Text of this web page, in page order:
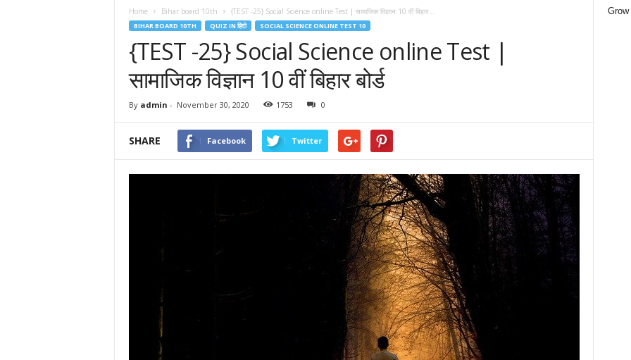
Home Bihar board 10th {TEST -25} Social Science online Test | सामाजिक विज्ञान 10 वीं बिहार...
BIHAR BOARD 10TH QUIZ IN हिंदी SOCIAL SCIENCE ONLINE TEST 10
{TEST -25} Social Science online Test |
सामाजिक विज्ञान 10 वीं बिहार बोर्ड
By admin - November 30, 2020 1753 0
SHARE Facebook Twitter